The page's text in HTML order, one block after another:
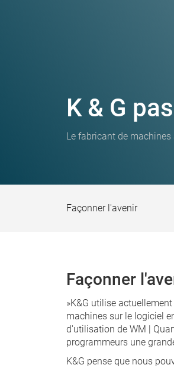
K & G
Le fabricant de
Façonner l'avenir
Façonner
»K&G utilise
machines sur le logiciel
d'utilisation de WM |
programmeurs une
K&G pense que nous